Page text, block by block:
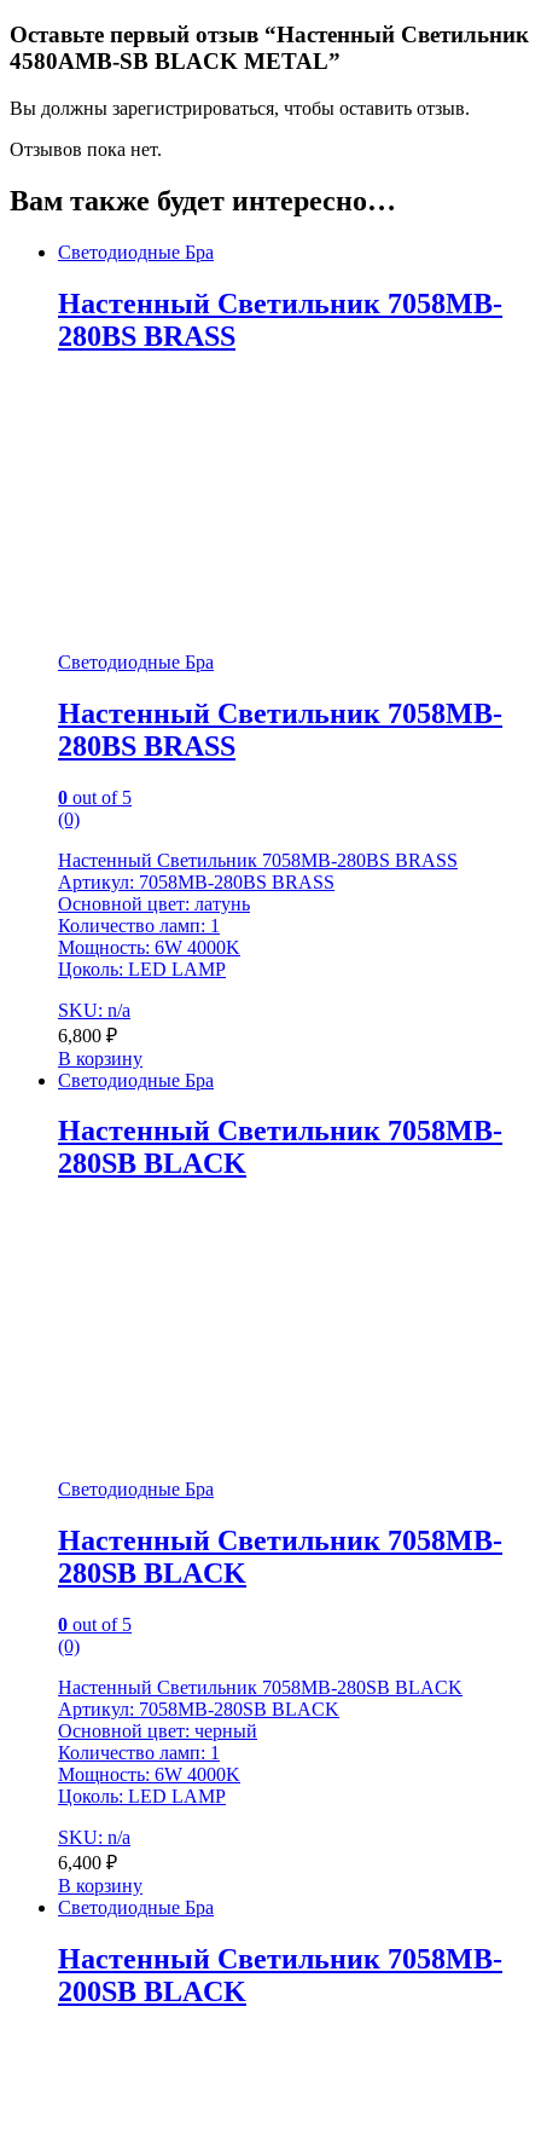
Оставьте первый отзыв “Настенный Светильник
4580AMB-SB BLACK METAL”
Вы должны зарегистрироваться, чтобы оставить отзыв.
Отзывов пока нет.
Вам также будет интересно…
Светодиодные Бра
Настенный Светильник 7058MB-
280BS BRASS
Светодиодные Бра
Настенный Светильник 7058MB-
280BS BRASS
0 out of 5
(0)
Настенный Светильник 7058MB-280BS BRASS
Артикул: 7058MB-280BS BRASS
Основной цвет: латунь
Количество ламп: 1
Мощность: 6W 4000K
Цоколь: LED LAMP
SKU: n/a
6,800 ₽
В корзину
Светодиодные Бра
Настенный Светильник 7058MB-
280SB BLACK
Светодиодные Бра
Настенный Светильник 7058MB-
280SB BLACK
0 out of 5
(0)
Настенный Светильник 7058MB-280SB BLACK
Артикул: 7058MB-280SB BLACK
Основной цвет: черный
Количество ламп: 1
Мощность: 6W 4000K
Цоколь: LED LAMP
SKU: n/a
6,400 ₽
В корзину
Светодиодные Бра
Настенный Светильник 7058MB-
200SB BLACK